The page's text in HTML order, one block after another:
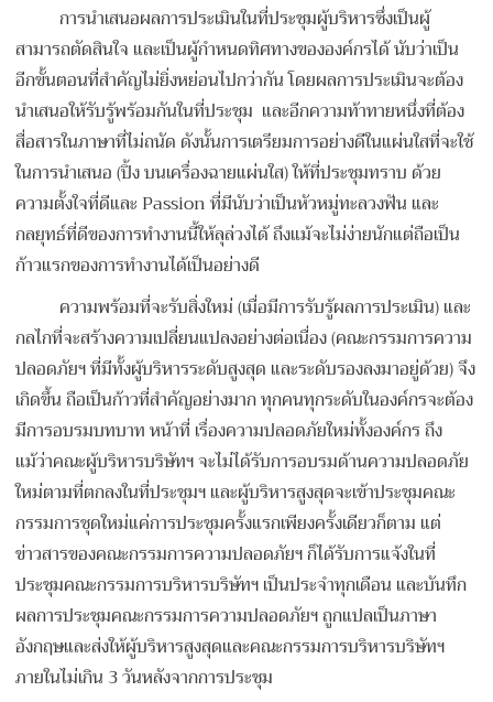
การนำเสนอผลการประเมินในที่ประชุมผู้บริหารซึ่งเป็นผู้
สามารถตัดสินใจ และเป็นผู้กำหนดทิศทางขององค์กรได้ นับว่าเป็น
อีกขั้นตอนที่สำคัญไม่ยิ่งหย่อนไปกว่ากัน โดยผลการประเมินจะต้อง
นำเสนอให้รับรู้พร้อมกันในที่ประชุม และอีกความท้าทายหนึ่งที่ต้อง
สื่อสารในภาษาที่ไม่ถนัด ดังนั้นการเตรียมการอย่างดีในแผ่นใสที่จะใช้
ในการนำเสนอ (ปิ้ง บนเครื่องฉายแผ่นใส) ให้ที่ประชุมทราบ ด้วย
ความตั้งใจที่ดีและ Passion ที่มีนับว่าเป็นหัวหมู่ทะลวงฟัน และ
กลยุทธ์ที่ดีของการทำงานนี้ให้ลุล่วงได้ ถึงแม้จะไม่ง่ายนักแต่ถือเป็น
ก้าวแรกของการทำงานได้เป็นอย่างดี
ความพร้อมที่จะรับสิ่งใหม่ (เมื่อมีการรับรู้ผลการประเมิน) และ
กลไกที่จะสร้างความเปลี่ยนแปลงอย่างต่อเนื่อง (คณะกรรมการความ
ปลอดภัยฯ ที่มีทั้งผู้บริหารระดับสูงสุด และระดับรองลงมาอยู่ด้วย) จึง
เกิดขึ้น ถือเป็นก้าวที่สำคัญอย่างมาก ทุกคนทุกระดับในองค์กรจะต้อง
มีการอบรมบทบาท หน้าที่ เรื่องความปลอดภัยใหม่ทั้งองค์กร ถึง
แม้ว่าคณะผู้บริหารบริษัทฯ จะไม่ได้รับการอบรมด้านความปลอดภัย
ใหม่ตามที่ตกลงในที่ประชุมฯ และผู้บริหารสูงสุดจะเข้าประชุมคณะ
กรรมการชุดใหม่แค่การประชุมครั้งแรกเพียงครั้งเดียวก็ตาม แต่
ข่าวสารของคณะกรรมการความปลอดภัยฯ ก็ได้รับการแจ้งในที่
ประชุมคณะกรรมการบริหารบริษัทฯ เป็นประจำทุกเดือน และบันทึก
ผลการประชุมคณะกรรมการความปลอดภัยฯ ถูกแปลเป็นภาษา
อังกฤษและส่งให้ผู้บริหารสูงสุดและคณะกรรมการบริหารบริษัทฯ
ภายในไม่เกิน 3 วันหลังจากการประชุม